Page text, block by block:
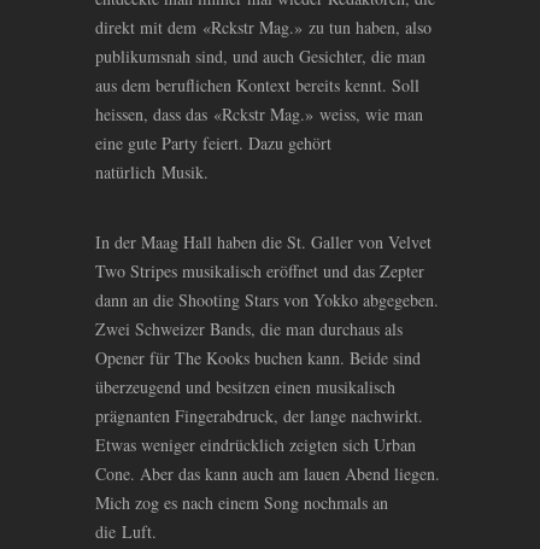
direkt mit dem «Rckstr Mag.» zu tun haben, also
publikumsnah sind, und auch Gesichter, die man
aus dem beruflichen Kontext bereits kennt. Soll
heissen, dass das «Rckstr Mag.» weiss, wie man
eine gute Party feiert. Dazu gehört
natürlich Musik.
In der Maag Hall haben die St. Galler von Velvet
Two Stripes musikalisch eröffnet und das Zepter
dann an die Shooting Stars von Yokko abgegeben.
Zwei Schweizer Bands, die man durchaus als
Opener für The Kooks buchen kann. Beide sind
überzeugend und besitzen einen musikalisch
prägnanten Fingerabdruck, der lange nachwirkt.
Etwas weniger eindrücklich zeigten sich Urban
Cone. Aber das kann auch am lauen Abend liegen.
Mich zog es nach einem Song nochmals an
die Luft.